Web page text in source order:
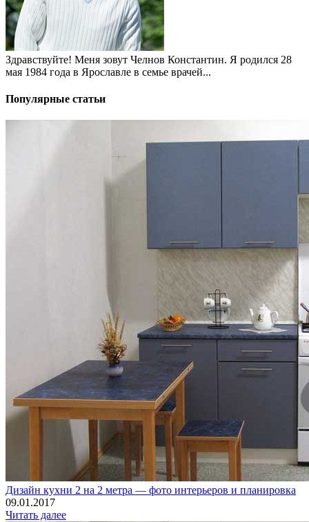
Здравствуйте! Меня зовут Челнов Константин. Я родился 28
мая 1984 года в Ярославле в семье врачей...
Популярные статьи
Дизайн кухни 2 на 2 метра — фото интерьеров и планировка
09.01.2017
Читать далее